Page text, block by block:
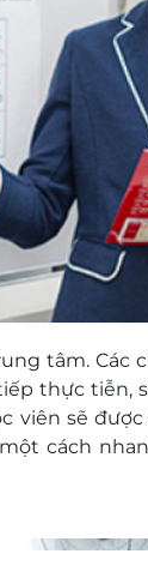
tâm. Các
thực tiễn,
viên sẽ
cách